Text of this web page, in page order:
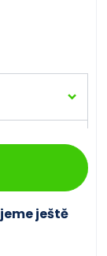
ještě